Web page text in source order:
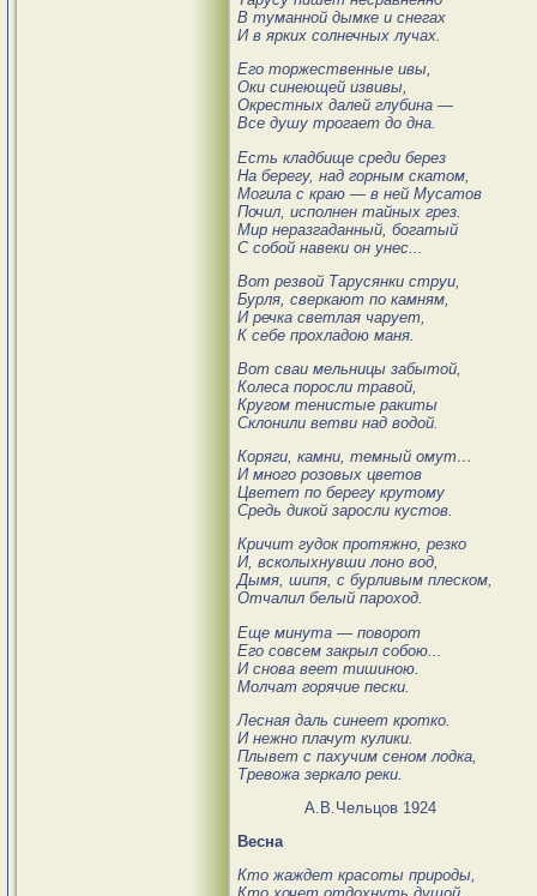
В туманной дымке и снегах
И в ярких солнечных лучах.
Его торжественные ивы,
Оки синеющей извивы,
Окрестных далей глубина —
Все душу трогает до дна.
Есть кладбище среди берез
На берегу, над горным скатом,
Могила с краю — в ней Мусатов
Почил, исполнен тайных грез.
Мир неразгаданный, богатый
С собой навеки он унес...
Вот резвой Тарусянки струи,
Бурля, сверкают по камням,
И речка светлая чарует,
К себе прохладою маня.
Вот сваи мельницы забытой,
Колеса поросли травой,
Кругом тенистые ракиты
Склонили ветви над водой.
Коряги, камни, темный омут…
И много розовых цветов
Цветет по берегу крутому
Средь дикой заросли кустов.
Кричит гудок протяжно, резко
И, всколыхнувши лоно вод,
Дымя, шипя, с бурливым плеском,
Отчалил белый пароход.
Еще минута — поворот
Его совсем закрыл собою...
И снова веет тишиною.
Молчат горячие пески.
Лесная даль синеет кротко.
И нежно плачут кулики.
Плывет с пахучим сеном лодка,
Тревожа зеркало реки.
А.В.Чельцов 1924
Весна
Кто жаждет красоты природы,